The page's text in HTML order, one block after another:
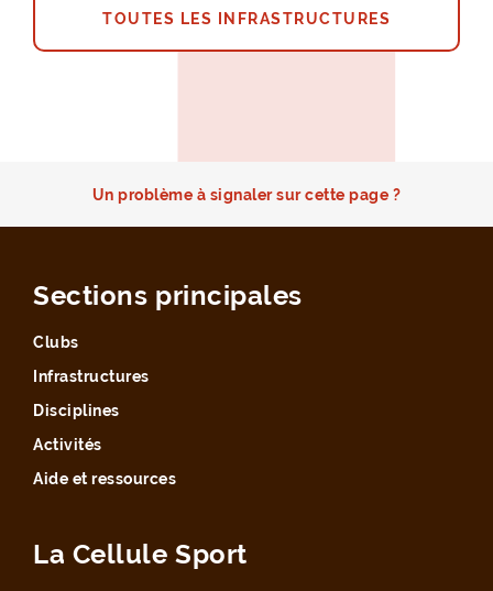
TOUTES LES INFRASTRUCTURES
Un problème à signaler sur cette page ?
Sections principales
Clubs
Infrastructures
Disciplines
Activités
Aide et ressources
La Cellule Sport